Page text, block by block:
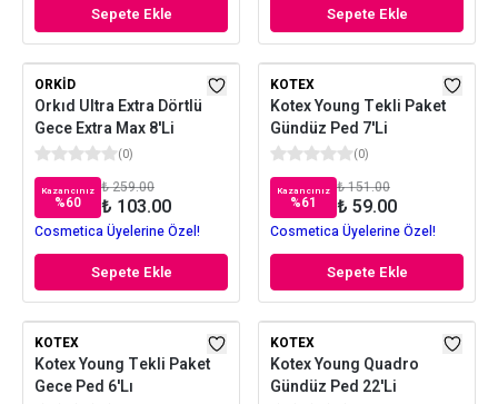
Sepete Ekle Sepete Ekle
ORKID
Orkıd Ultra Extra Dörtlü
Gece Extra Max 8'Li
(0)
Kazancınız
%60
₺ 259.00
₺ 103.00
Cosmetica Üyelerine Özel!
Sepete Ekle
KOTEX
Kotex Young Tekli Paket
Gündüz Ped 7'Li
(0)
Kazancınız
%61
₺ 151.00
₺ 59.00
Cosmetica Üyelerine Özel!
Sepete Ekle
KOTEX
Kotex Young Tekli Paket
Gece Ped 6'Lı
KOTEX
Kotex Young Quadro
Gündüz Ped 22'Li